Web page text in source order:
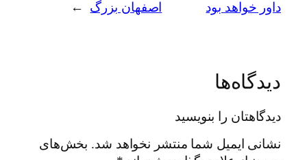
داور خواهد بود
اصفهان بزرگ
→
دیدگاه‌ها
دیدگاهتان را بنویسید
نشانی ایمیل شما منتشر نخواهد شد. بخش‌های